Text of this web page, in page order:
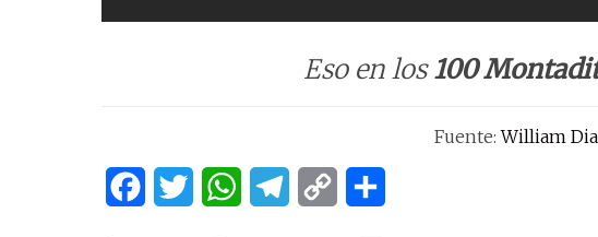
Eso en los100
Fuente:William
FacebookTwitter WhatsAppTelegram
Copy